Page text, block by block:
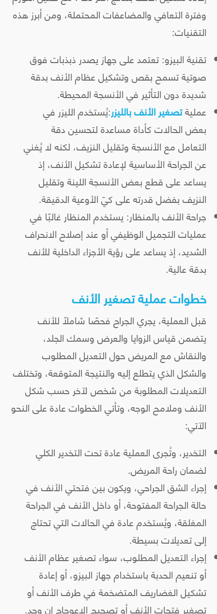
وفترة التعافي والمضاعفات المحتملة، ومن أبرز هذه
التقنيات:
تقنية البيزو: تعتمد على جهاز يصدر ذبذبات فوق
صوتية تسمح بقص وتشكيل عظام الأنف بدقة
شديدة دون التأثير في الأنسجة المحيطة.
عمليةتصغير الأنف بالليزر:يُستخدم الليزر في
بعض الحالات كأداة مساعدة لتحسين دقة
التعامل مع الأنسجة وتقليل النزيف، لكنه لا يُغني
عن الجراحة الأساسية لإعادة تشكيل الأنف، إذ
يساعد على قطع بعض الأنسجة اللينة وتقليل
النزيف بفضل قدرته على كيّ الأوعية الدقيقة.
جراحة الأنف بالمنظار: يستخدم المنظار غالبًا في
عمليات التجميل الوظيفي أو عند إصلاح الانحراف
الشديد، إذ يساعد على رؤية الأجزاء الداخلية للأنف
بدقة عالية.
خطوات عملية تصغير الأنف
قبل العملية، يجري الجراح فحصًا شاملًا للأنف
يتضمن قياس الزوايا والعرض وسمك الجلد،
والنقاش مع المريض حول التعديل المطلوب
والشكل الذي يتطلع إليه والنتيجة المتوقعة، وتختلف
التعديلات المطلوبة من شخص لآخر حسب شكل
الأنف وملامح الوجه، وتأتي الخطوات عادة على النحو
الآتي:
التخدير، وتُجرى العملية عادة تحت التخدير الكلي
لضمان راحة المريض.
إجراء الشق الجراحي، ويكون بين فتحتي الأنف في
حالة الجراحة المفتوحة، أو داخل الأنف في الجراحة
المغلقة، ويُستخدم عادة في الحالات التي تحتاج
إلى تعديلات بسيطة.
إجراء التعديل المطلوب، سواء تصغير عظام الأنف
أو تنعيم الحدبة باستخدام جهاز البيزو، أو إعادة
تشكيل الغضاريف المتضخمة في طرف الأنف أو
تصغير فتحات الأنف أو تصحيح الاعوجاج إن وجد.